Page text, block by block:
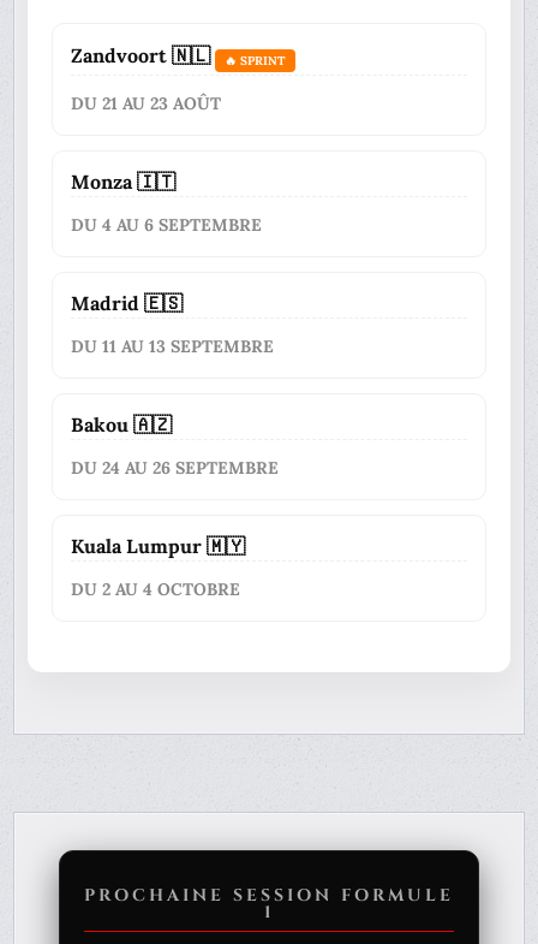
Zandvoort 🇳🇱 🔥 SPRINT
DU 21 AU 23 AOÛT
Monza 🇮🇹
DU 4 AU 6 SEPTEMBRE
Madrid 🇪🇸
DU 11 AU 13 SEPTEMBRE
Bakou 🇦🇿
DU 24 AU 26 SEPTEMBRE
Kuala Lumpur 🇲🇾
DU 2 AU 4 OCTOBRE
PROCHAINE SESSION FORMULE
1